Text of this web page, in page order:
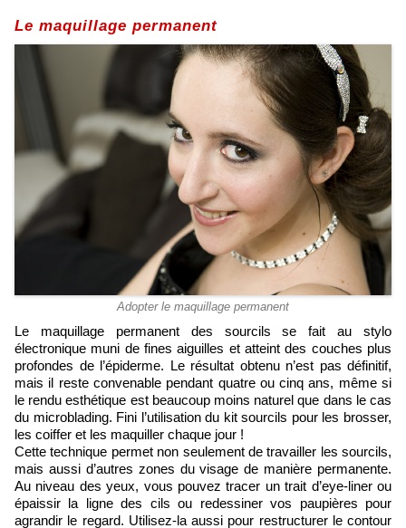
Le maquillage permanent
Adopter le maquillage permanent
Le maquillage permanent des sourcils se fait au stylo
électronique muni de fines aiguilles et atteint des couches plus
profondes de l’épiderme. Le résultat obtenu n’est pas définitif,
mais il reste convenable pendant quatre ou cinq ans, même si
le rendu esthétique est beaucoup moins naturel que dans le cas
du microblading. Fini l’utilisation du kit sourcils pour les brosser,
les coiffer et les maquiller chaque jour !
Cette technique permet non seulement de travailler les sourcils,
mais aussi d’autres zones du visage de manière permanente.
Au niveau des yeux, vous pouvez tracer un trait d’eye-liner ou
épaissir la ligne des cils ou redessiner vos paupières pour
agrandir le regard. Utilisez-la aussi pour restructurer le contour